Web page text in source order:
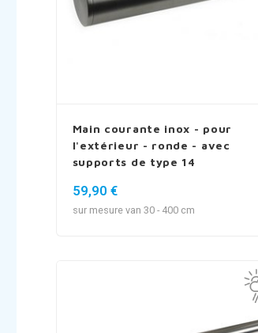
Main courante inox - pour
l'extérieur - ronde - avec
supports de type 14
59,90 €
sur mesure van 30 - 400 cm